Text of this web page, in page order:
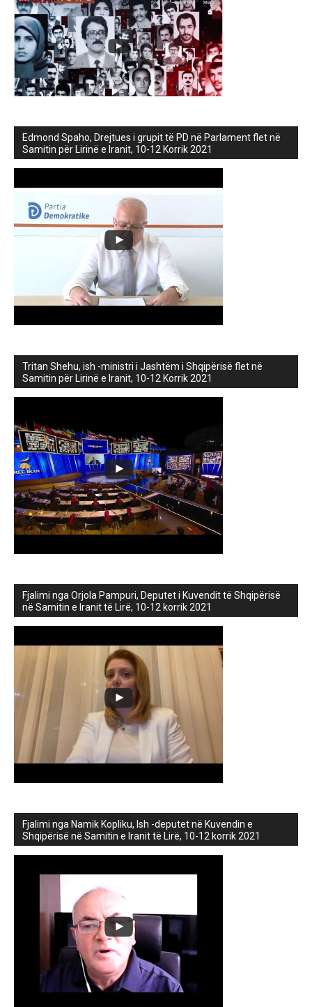
Edmond Spaho, Drejtues i grupit të PD në Parlament flet në
Samitin për Lirinë e Iranit, 10-12 Korrik 2021
Tritan Shehu, ish -ministri i Jashtëm i Shqipërisë flet në
Samitin për Lirinë e Iranit, 10-12 Korrik 2021
Fjalimi nga Orjola Pampuri, Deputet i Kuvendit të Shqipërisë
në Samitin e Iranit të Lirë, 10-12 korrik 2021
Fjalimi nga Namik Kopliku, Ish -deputet në Kuvendin e
Shqipërisë në Samitin e Iranit të Lirë, 10-12 korrik 2021